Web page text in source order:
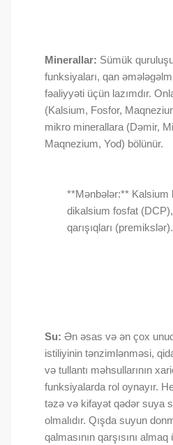
Minerallar: Sümük
funksiyaları, qan
fəaliyyəti üçün lazımdır.
(Kalsium, Fosfor,
mikro minerallara (Dəmir,
Maqnezium, Yod)
**Mənbələr:** Kalsium
dikalsium fosfat
qarışıqları (premikslər).
Su: Ən əsas və ən çox
istiliyinin tənzimlənməsi,
və tullantı məhsullarının
funksiyalarda rol oynayır.
təzə və kifayət qədər suya
olmalıdır. Qışda suyun
qalmasının qarşısını